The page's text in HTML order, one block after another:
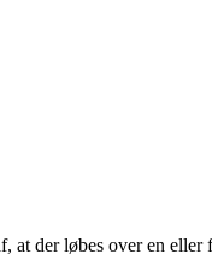
der løbes over en eller